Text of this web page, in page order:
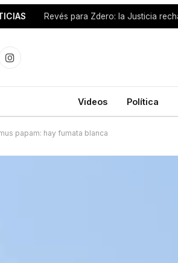
Instagram
Videos Política
papam: hay fumata blanca